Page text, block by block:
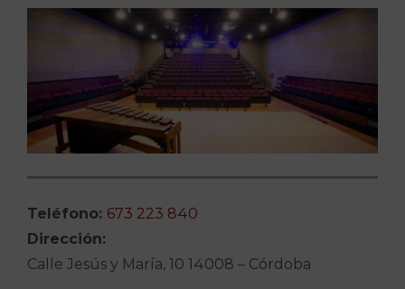
Teléfono: 673 223 840
Dirección:
Calle Jesús y María, 10 14008 – Córdoba